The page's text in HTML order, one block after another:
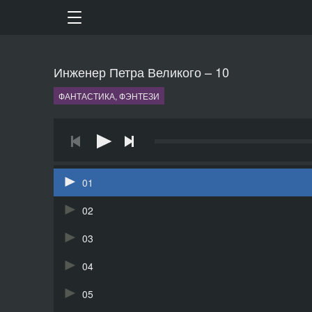
Инженер Петра Великого – 10
ФАНТАСТИКА, ФЭНТЕЗИ
01
02
03
04
05